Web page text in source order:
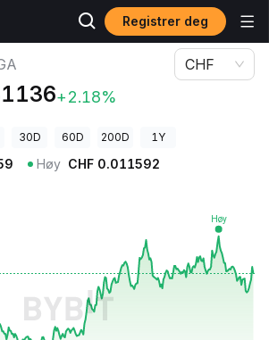
Registrer deg
+2.18%
CHF
30D 60D 200D 1Y
Høy CHF 0.011592